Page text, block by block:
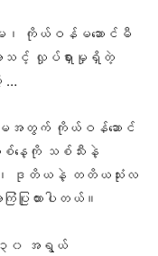
၊ ကိုယ်ဝန်မဆောင်မီ
သင့် လှုပ်ရှားမှုရှိတဲ့
…
အတွက် ကိုယ်ဝန်ဆောင်
စ်နေ့ကို သစ်သီးနဲ့
၊ ဒုတိယနဲ့ တတိယသုံးလ
ပြုထားပါတယ်။
၀ အရွယ်